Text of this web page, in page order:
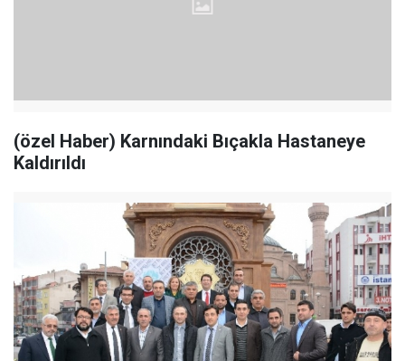
(özel Haber) Karnındaki Bıçakla Hastaneye
Kaldırıldı